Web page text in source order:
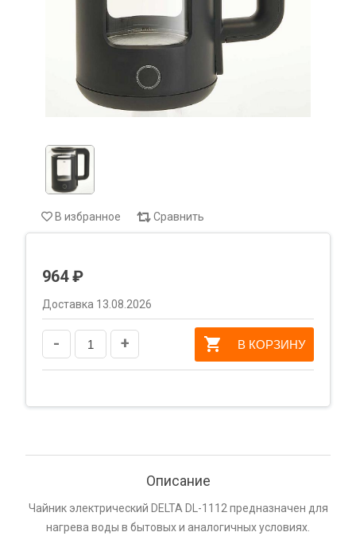
В избранное Сравнить
964 ₽
Доставка 13.08.2026
- + В КОРЗИНУ
Описание
Чайник электрический DELTA DL-1112 предназначен для
нагрева воды в бытовых и аналогичных условиях.